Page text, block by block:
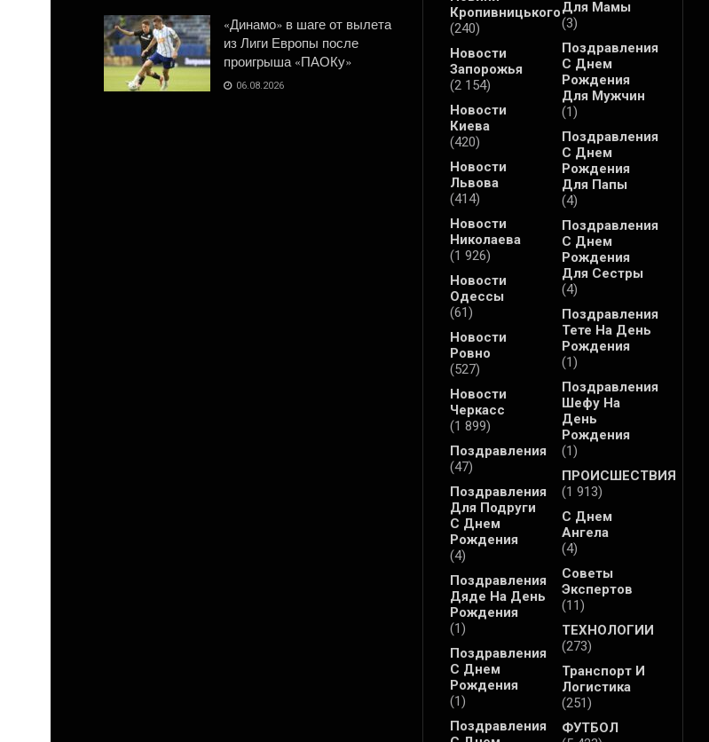
«Динамо» в шаге от вылета
из Лиги Европы после
проигрыша «ПАОКу»
06.08.2026
Кропивницького
(240)
Новости
Запорожья
(2 154)
Новости
Киева
(420)
Новости
Львова
(414)
Новости
Николаева
(1 926)
Новости
Одессы
(61)
Новости
Ровно
(527)
Новости
Черкасс
(1 899)
Поздравления
(47)
Поздравления
Для Подруги
С Днем
Рождения
(4)
Поздравления
Дяде На День
Рождения
(1)
Поздравления
С Днем
Рождения
(1)
Поздравления
Для Мамы
(3)
Поздравления
С Днем
Рождения
Для Мужчин
(1)
Поздравления
С Днем
Рождения
Для Папы
(4)
Поздравления
С Днем
Рождения
Для Сестры
(4)
Поздравления
Тете На День
Рождения
(1)
Поздравления
Шефу На
День
Рождения
(1)
ПРОИСШЕСТВИЯ
(1 913)
С Днем
Ангела
(4)
Советы
Экспертов
(11)
ТЕХНОЛОГИИ
(273)
Транспорт И
Логистика
(251)
ФУТБОЛ